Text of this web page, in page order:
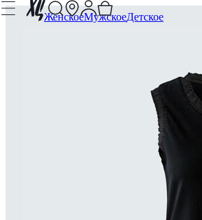
ЖенскоеМужскоеДетское